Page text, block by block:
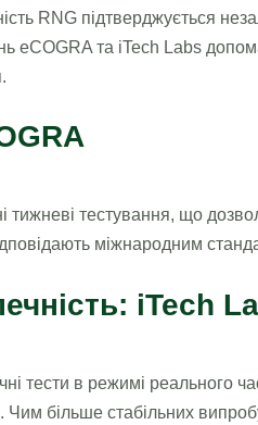
RNG підтверджується
eCOGRA та iTech Labs
тестування, що
міжнародним
iTech
тести в режимі реального
Чим більше стабільних